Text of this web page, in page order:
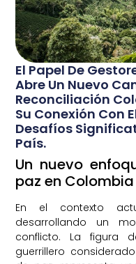
El Papel De
Abre Un Nuevo
Reconciliación
Su Conexión Con
Desafíos
País.
Un nuevo
paz en Colombia
En el contexto
desarrollando un
conflicto. La figura
guerrillero